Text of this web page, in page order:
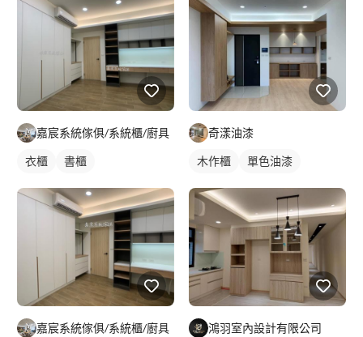
嘉宸系統傢俱/系統櫃/廚具
衣櫃 書櫃
嘉宸系統傢俱/系統櫃/廚具
奇漾油漆
木作櫃 單色油漆
鴻羽室內設計有限公司